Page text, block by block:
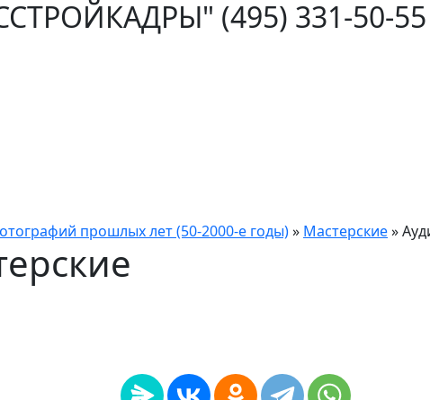
(495) 331-50-
прошлых лет (50-2000-е годы)» Мастерские»